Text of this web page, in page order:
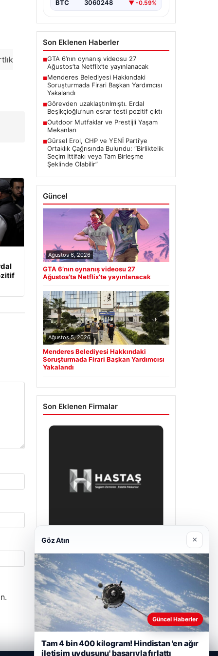
BTC 3060248 ▼ -0.59%
Son Eklenen Haberler
■GTA 6’nın oynanış videosu 27
Ağustos’ta Netflix’te yayınlanacak
■Menderes Belediyesi Hakkındaki
Soruşturmada Firari Başkan Yardımcısı
Yakalandı
■Görevden uzaklaştırılmıştı. Erdal
Beşikçioğlu’nun esrar testi pozitif çıktı
■Outdoor Mutfaklar ve Prestijli Yaşam
Mekanları
■Gürsel Erol, CHP ve YENİ Parti’ye
Ortaklık Çağrısında Bulundu: “Birliktelik
Seçim İttifakı veya Tam Birleşme
Şeklinde Olabilir”
Güncel
Ağustos 6, 2026
GTA 6’nın oynanış videosu 27
Ağustos’ta Netflix’te yayınlanacak
Ağustos 5, 2026
Menderes Belediyesi Hakkındaki
Soruşturmada Firari Başkan Yardımcısı
Yakalandı
Son Eklenen Firmalar
Enes Kaplan Avukatlık Bürosu
Nisan 28, 2026
Göz Atın ×
Güncel Haberler
Tam 4 bin 400 kilogram! Hindistan 'en ağır
iletişim uydusunu' başarıyla fırlattı